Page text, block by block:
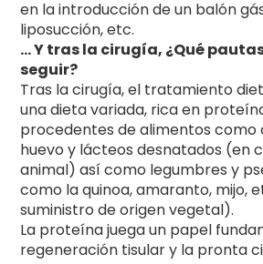
en la introducción de un balón
liposucción, etc.
… Y tras la cirugía, ¿Qué
seguir?
Tras la cirugía, el tratamiento
una dieta variada, rica en
procedentes de alimentos como
huevo y lácteos desnatados (en
animal) así como legumbres y
como la quinoa, amaranto, mijo,
suministro de origen vegetal).
La proteína juega un papel
regeneración tisular y la pronta